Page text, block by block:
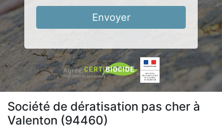
Envoyer
Société de dératisation pas cher à
Valenton (94460)